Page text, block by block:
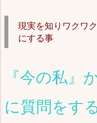
現実を知りワクワ
にする事
『今の私』
に質問をす